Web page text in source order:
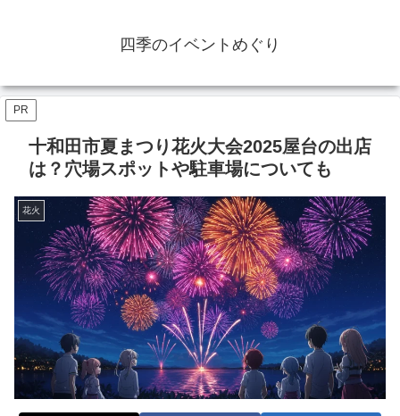
四季のイベントめぐり
PR
十和田市夏まつり花火大会2025屋台の出店
は？穴場スポットや駐車場についても
花火